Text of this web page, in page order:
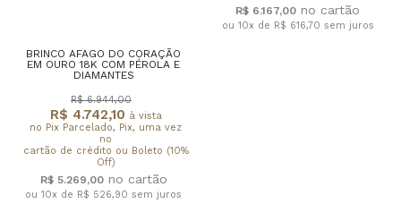
BRINCO AFAGO DO CORAÇÃO
EM OURO 18K COM PÉROLA E
DIAMANTES
R$ 4.742,10 à vista
no Pix Parcelado, Pix, uma vez
no
cartão de crédito ou Boleto (10%
Off)
R$ 6.944,00
R$ 5.269,00
ou 10x de R$ 526,90 sem juros
R$ 6.167,00
ou 10x de R$ 616,70 sem juros